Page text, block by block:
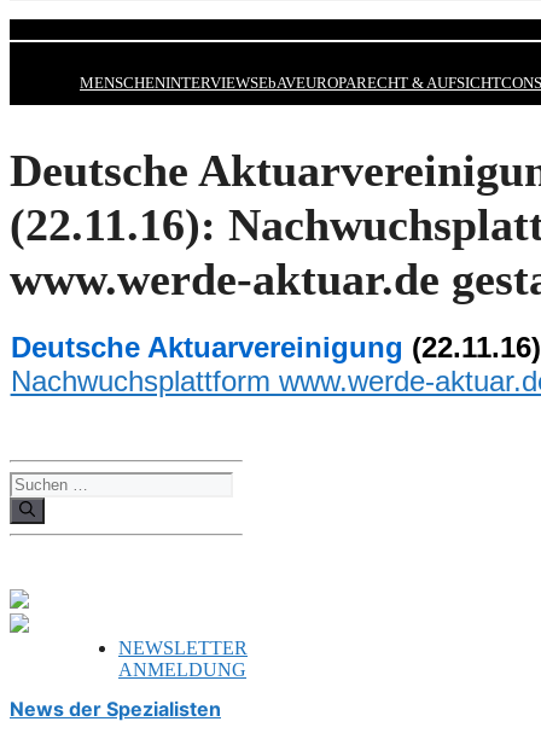
MENSCHENINTERVIEWSEbAVEUROPARECHT & AUFSICHT
Deutsche
(22.11.16):
www.werde-aktuar.de
Deutsche Aktuarvereinigung
Nachwuchsplattform www.werde-
Suchen
nach:
NEWSLETTER
ANMELDUNG
News der Spezialisten